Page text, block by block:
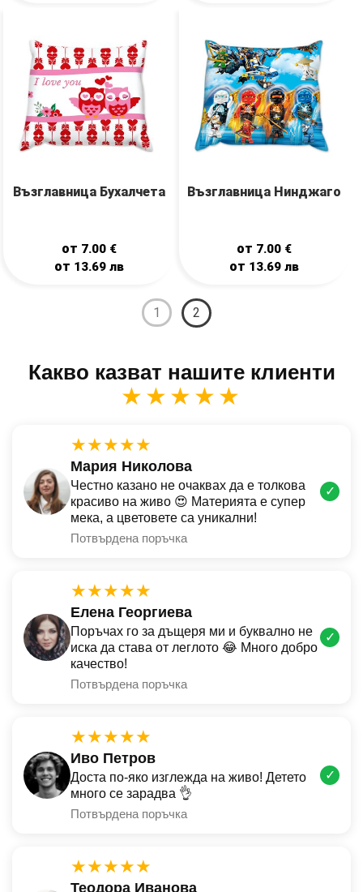
Възглавница Бухалчета
от 7.00 €
от 13.69 лв
Възглавница Нинджаго
от 7.00 €
от 13.69лв
1 2
Какво казват нашите клиенти
★★★★★
★★★★★
Мария Николова
Честно казано не очаквах да е толкова
красиво на живо 😍 Материята е супер
мека, а цветовете са уникални!
Потвърдена поръчка
✓
★★★★★
Елена Георгиева
Поръчах го за дъщеря ми и буквално не
иска да става от леглото 😂 Много добро
качество!
Потвърдена поръчка
✓
★★★★★
Иво Петров
Доста по-яко изглежда на живо! Детето
много се зарадва 👌
Потвърдена поръчка
✓
★★★★★
Теодора Иванова